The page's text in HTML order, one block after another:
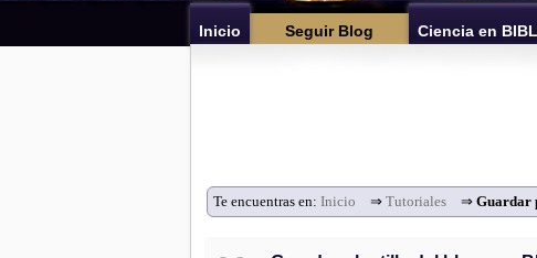
Inicio Seguir Blog Ciencia en
Te encuentras en: Inicio ⇒ Tutoriales ⇒ Guardar